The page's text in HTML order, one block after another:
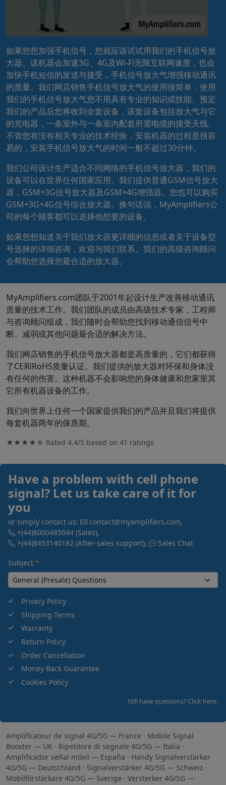
如果您想加强手机信号，您就应该试试用我们的手机信号放
大器。该机器会加速3G、4G及Wi-Fi无限互联网速度，也会
加快手机短信的发送与接受，手机信号放大气增强移动通讯
的质量。我们网店销售手机信号放大气的使用很简单，使用
我们的手机信号放大气您不用具有专业的知识或技能。预定
我们的产品后您将收到全套设备，该套设备包括放大气与它
的充电器，一条室外与一条室内配套所需电缆的接受天线。
不管您有没有相关专业的技术经验，安装机器的过程是很容
易的，安装手机信号放大气的时间一般不超过30分钟。
我们公司设计生产适合不同网络的手机信号放大器，我们的
设备可以在世界任何国家应用。我们提供普通GSM信号放大
器，GSM+3G信号放大器及GSM+4G增强器。您也可以购买
GSM+3G+4G信号综合放大器。换句话说，MyAmplifiers公
司的每个顾客都可以选择他想要的设备。
如果您想知道关于我们放大器更详细的信息或者关于设备型
号选择的详细咨询，欢迎与我们联系。我们的高级咨询顾问
会帮助您选择您最合适的放大器。
MyAmplifiers.com团队于2001年起设计生产改善移动通讯
质量的技术工作。我们团队的成员由高级技术专家，工程师
与咨询顾问组成，我们随时会帮助您找到移动通信信号中
断、减弱或其他问题最合适的解决方法。
我们网店销售的手机信号放大器都是高质量的，它们都获得
了CE和RoHS质量认证。我们提供的放大器对环保和身体没
有任何的伤害。这种机器不会影响您的身体健康和您家里其
它所有机器设备的工作。
我们向世界上任何一个国家提供我们的产品并且我们将提供
每套机器两年的保质期。
★★★★☆ Rated 4.4/5 based on 41 ratings
Have a problem with cell phone
signal? Let us take care of it for
you
or simply contact us: contact@myamplifiers.com,
+(44)8000485044 (Sales),
+(44)8453140182 (After-sales support), Sales Chat
Subject *
Privacy Policy
Shipping Terms
Warranty
Return Policy
Order Cancellation
Money Back Guarantee
Cookies Policy
Still have questions? Click here.
Amplificateur de signal 4G/5G — France · Mobile Signal
Booster — UK · Ripetitore di segnale 4G/5G — Italia ·
Amplificador señal móvil — España · Handy Signalverstärker
4G/5G — Deutschland · Signalverstärker 4G/5G — Schweiz ·
Mobilförstärkare 4G/5G — Sverige · Versterker 4G/5G —